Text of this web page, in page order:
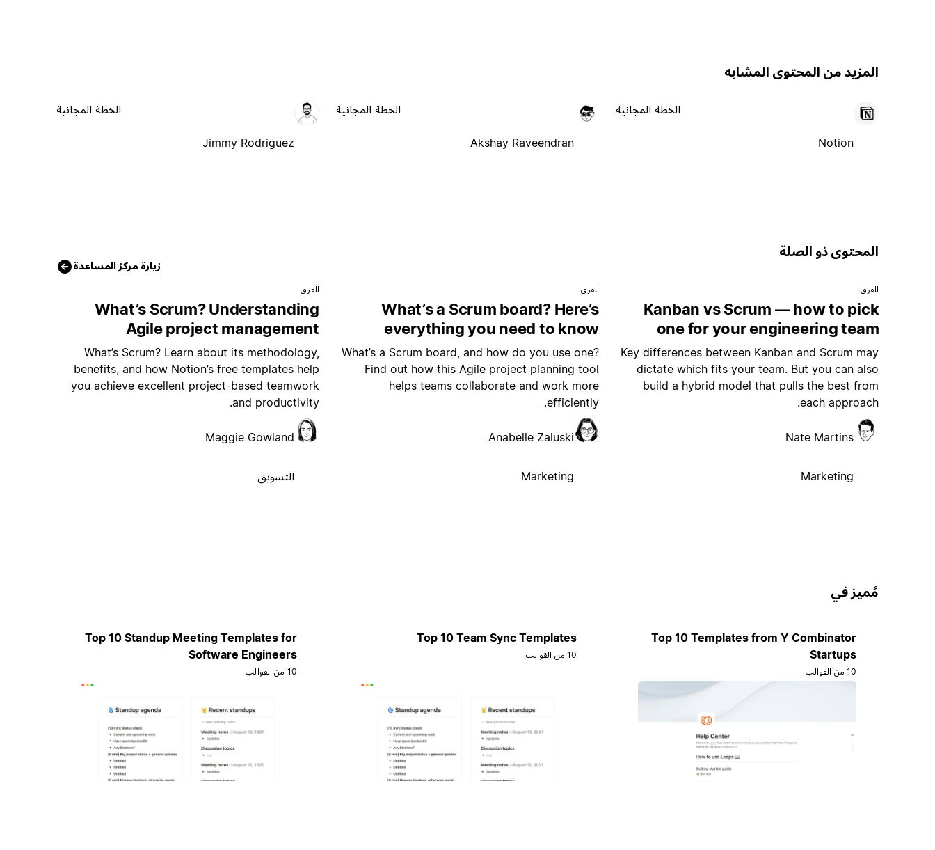
المزيد من المحتوى المشابه
Notion
الخطة المجانية
Akshay Raveendran
الخطة المجانية
Jimmy Rodriguez
الخطة المجانية
المحتوى ذو الصلة
زيارة مركز المساعدة
للفرق
Kanban vs Scrum — how to pick
one for your engineering team
Key differences between Kanban and Scrum may
dictate which fits your team. But you can also
build a hybrid model that pulls the best from
each approach.
Nate Martins
Marketing
للفرق
What’s a Scrum board? Here’s
everything you need to know
What’s a Scrum board, and how do you use one?
Find out how this Agile project planning tool
helps teams collaborate and work more
efficiently.
Anabelle Zaluski
Marketing
للفرق
What’s Scrum? Understanding
Agile project management
What’s Scrum? Learn about its methodology,
benefits, and how Notion’s free templates help
you achieve excellent project-based teamwork
and productivity.
Maggie Gowland
التسويق
مُميز في
Top 10 Templates from Y Combinator
Startups
10 من القوالب
Top 10 Team Sync Templates
10 من القوالب
Top 10 Standup Meeting Templates for
Software Engineers
10 من القوالب